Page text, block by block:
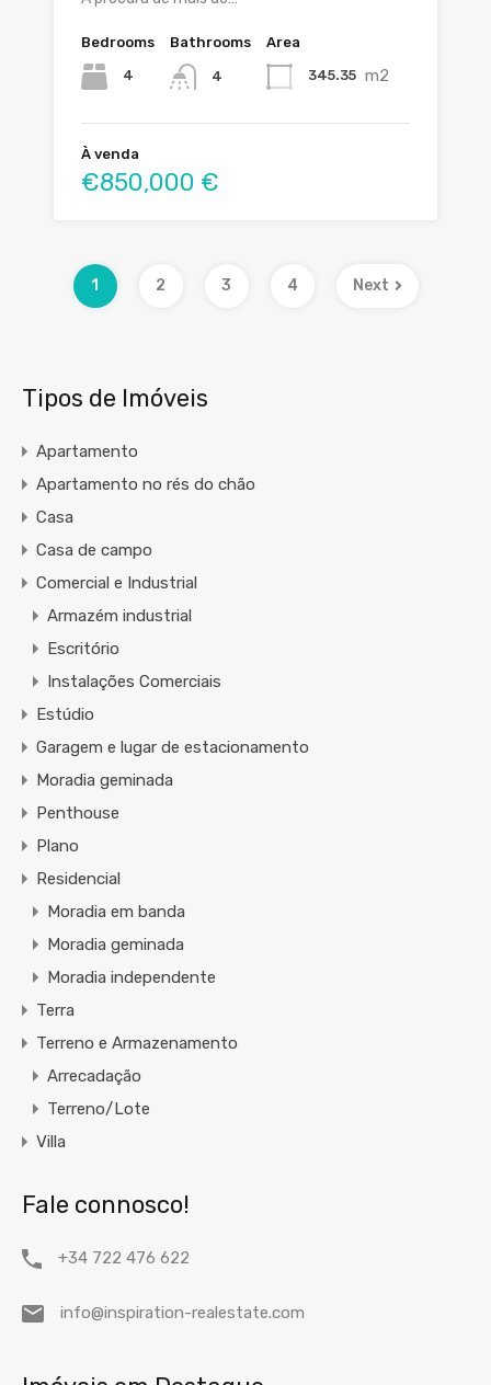
Bedrooms
4
Bathrooms
4
Area
345.35 m2
À venda
€850,000 €
1 2 3 4 Next
Tipos de Imóveis
Apartamento
Apartamento no rés do chão
Casa
Casa de campo
Comercial e Industrial
Armazém industrial
Escritório
Instalações Comerciais
Estúdio
Garagem e lugar de estacionamento
Moradia geminada
Penthouse
Plano
Residencial
Moradia em banda
Moradia geminada
Moradia independente
Terra
Terreno e Armazenamento
Arrecadação
Terreno/Lote
Villa
Fale connosco!
+34 722 476 622
info@inspiration-realestate.com